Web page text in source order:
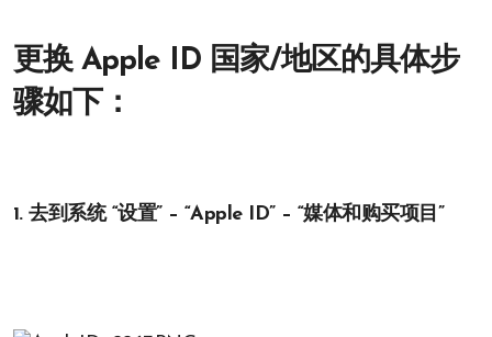
更换 Apple ID 国家/地区的具体步
骤如下：
1. 去到系统 “设置” – “Apple ID” – “媒体和购买项目”